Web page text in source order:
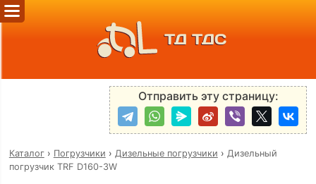
ТД ТДС
Отправить эту страницу:
Каталог› Погрузчики › Дизельные погрузчики › Дизельный
погрузчик TRF D160-3W